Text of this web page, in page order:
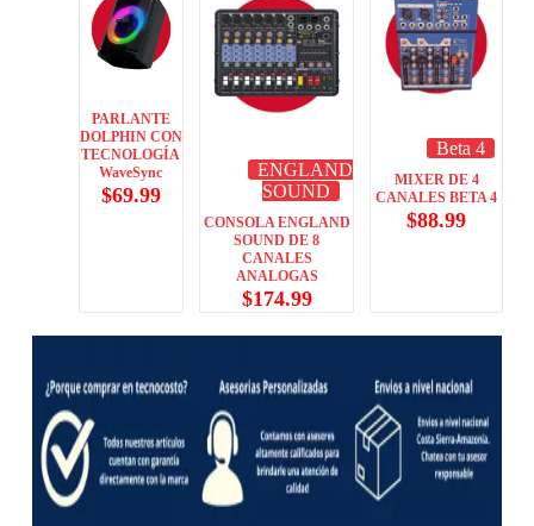
PARLANTE
DOLPHIN CON
TECNOLOGÍA
WaveSync
$69.99
ENGLAND
SOUND
CONSOLA ENGLAND
SOUND DE 8
CANALES
ANALOGAS
$174.99
Beta 4
MIXER DE 4
CANALES BETA 4
$88.99